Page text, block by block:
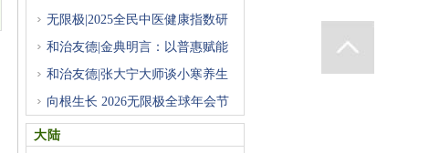
无限极|2025全民中医健康指数研
和治友德|金典明言：以普惠赋能
和治友德|张大宁大师谈小寒养生
向根生长 2026无限极全球年会节
大陆